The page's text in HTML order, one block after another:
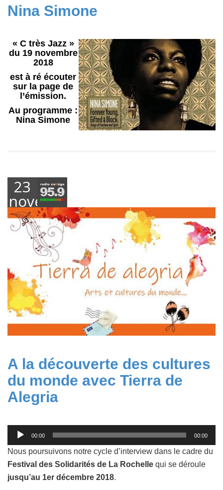
Nina Simone
« C très Jazz »
du 19 novembre
2018
est à ré écouter
sur la page de
l’émission.
Au programme :
Nina Simone
23
novembre
2018
A la découverte des cultures
du monde avec Tierra de
Alegria
Lecteur
audio
00:00 00:00
Nous poursuivons notre cycle d’interview dans le cadre du
Festival des Solidarités de La Rochelle qui se déroule
jusqu’au 1er décembre 2018.